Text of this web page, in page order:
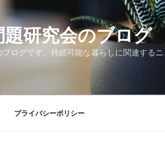
研究会のブログ
ログです。持続可能な暮らしに関連する
プライバシーポリシー